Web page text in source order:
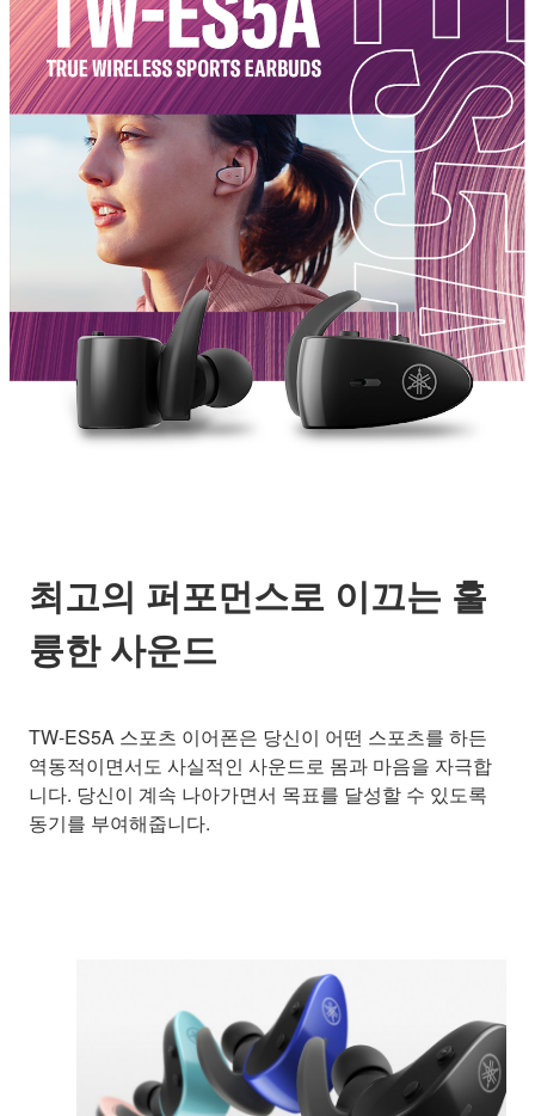
최고의 퍼포먼스로 이끄는 훌
륭한 사운드
TW-ES5A 스포츠 이어폰은 당신이 어떤 스포츠를 하든
역동적이면서도 사실적인 사운드로 몸과 마음을 자극합
니다. 당신이 계속 나아가면서 목표를 달성할 수 있도록
동기를 부여해줍니다.